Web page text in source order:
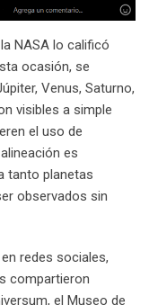
NASA lo calificó
ocasión, se
Venus, Saturno,
visibles a simple
el uso de
es
tanto planetas
observados sin
redes sociales,
compartieron
el Museo de